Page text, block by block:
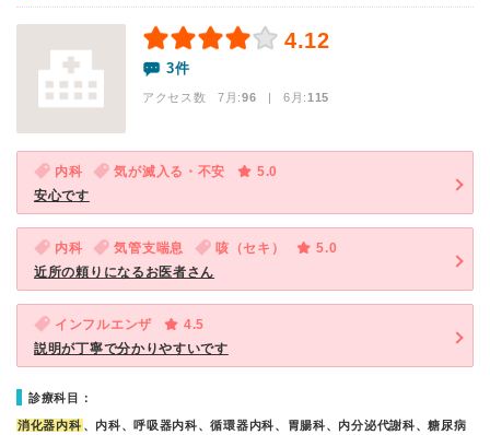
4.12
3件
アクセス数 7月:96 | 6月:115
内科 気が滅入る・不安
5.0
安心です
内科 気管支喘息 咳（セキ）
5.0
近所の頼りになるお医者さん
インフルエンザ
4.5
説明が丁寧で分かりやすいです
診療科目：
消化器内科 、内科、呼吸器内科、循環器内科、胃腸科、内分泌代謝科、糖尿病